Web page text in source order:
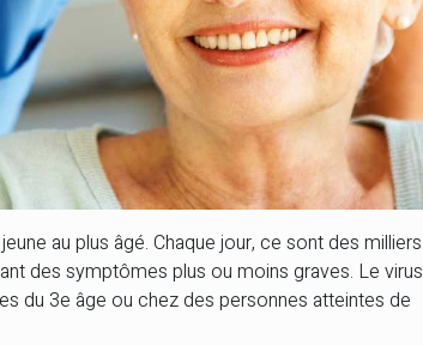
au plus âgé. Chaque jour, ce sont des milliers
des symptômes plus ou moins graves. Le virus
du 3e âge ou chez des personnes atteintes de